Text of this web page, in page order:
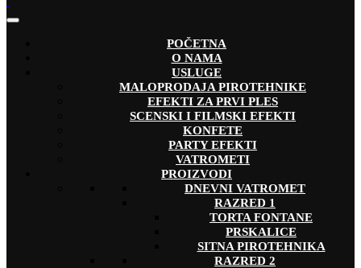
POČETNA
O NAMA
USLUGE
MALOPRODAJA PIROTEHNIKE
EFEKTI ZA PRVI PLES
SCENSKI I FILMSKI EFEKTI
KONFETE
PARTY EFEKTI
VATROMETI
PROIZVODI
DNEVNI VATROMET
RAZRED 1
TORTA FONTANE
PRSKALICE
SITNA PIROTEHNIKA
RAZRED 2